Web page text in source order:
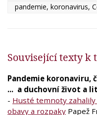
pandemie, koronavirus,
Související texty k
Pandemie koronaviru,
... a duchovní život a
- Husté temnoty zahalily
obavy a rozpaky Papež